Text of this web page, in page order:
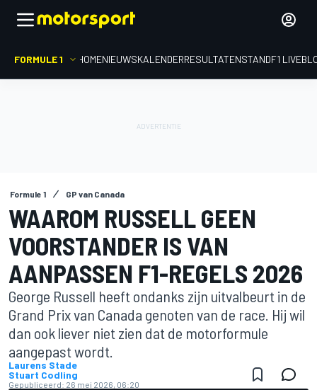
FORMULE 1 HOMENIEUWSKALENDERRESULTATENSTANDF1
Formule 1 GP van Canada
WAAROM RUSSELL GEEN
VOORSTANDER IS VAN
AANPASSEN F1-REGELS 2026
George Russell heeft ondanks zijn uitvalbeurt in de
Grand Prix van Canada genoten van de race. Hij wil
dan ook liever niet zien dat de motorformule
aangepast wordt.
Laurens Stade
Stuart Codling
Gepubliceerd: 26 mei 2026, 06:20